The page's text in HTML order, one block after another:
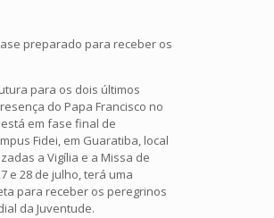
preparado para receber os
para os dois últimos
do Papa Francisco no
está em fase final de
Fidei, em Guaratiba, local
a Vigília e a Missa de
e 28 de julho, terá uma
para receber os peregrinos
da Juventude.